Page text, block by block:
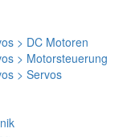
> DC Motoren
> Motorsteuerung
> Servos